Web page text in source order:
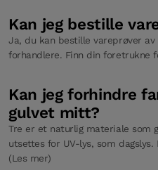
Kan jeg bestille
Ja, du kan bestille vareprøver av
forhandlere. Finn din foretrukne
Kan jeg forhindre
gulvet mitt?
Tre er et naturlig materiale som
utsettes for UV-lys, som dagslys.
(Les mer)